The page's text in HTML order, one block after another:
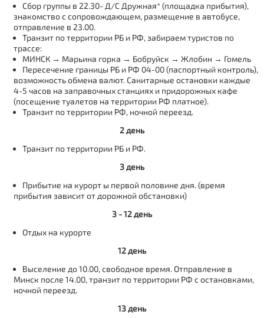
Сбор группы в 22.30- Д/С Дружная* (площадка прибытия),
знакомство с сопровождающем, размещение в автобусе,
отправление в 23.00.
Транзит по территории РБ и РФ, забираем туристов по
трассе:
МИНСК → Марьина горка → Бобруйск → Жлобин → Гомель
Пересечение границы РБ и РФ 04-00 (паспортный контроль),
возможность обмена валют. Санитарные остановки каждые
4-5 часов на заправочных станциях и придорожных кафе
(посещение туалетов на территории РФ платное).
Транзит по территории РФ, ночной переезд.
2 день
Транзит по территории РБ и РФ.
3 день
Прибытие на курорт ы первой половине дня. (время
прибытия зависит от дорожной обстановки)
3 - 12 день
Отдых на курорте
12 день
Выселение до 10.00, свободное время. Отправление в
Минск после 14.00, транзит по территории РФ с остановками,
ночной переезд.
13 день